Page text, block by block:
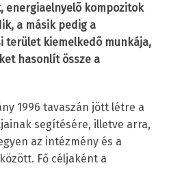
energiaelnyelõ kompozitok
a másik pedig a
terület kiemelkedõ munkája,
hasonlít össze a
1996 tavaszán jött létre a
segítésére, illetve arra,
az intézmény és a
Fő céljaként a